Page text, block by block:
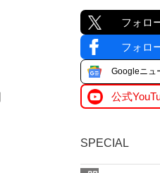
フォロ
フォロ
Googleニュ
公式
SPECIAL